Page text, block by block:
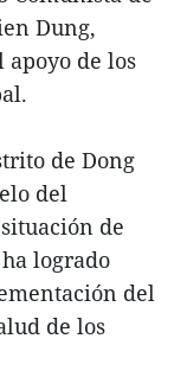
Dung,
de los
de Dong
del
de
logrado
del
de los